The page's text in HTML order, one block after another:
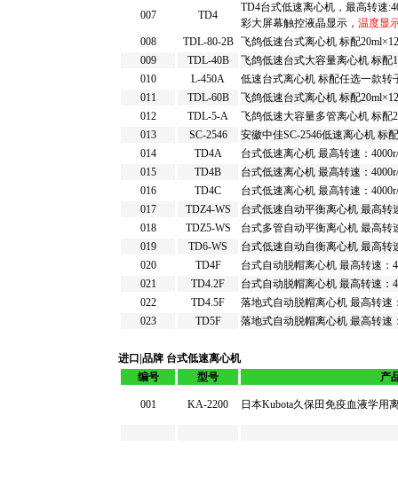
007 TD4
TD4台式低速离心机，最高转速
彩大屏幕触控液晶显示， 温度显
008
TDL-80-2B
飞鸽低速台式离心机 标配
009
TDL-40B
飞鸽低速台式大容量离心机 标配
010
L-450A
低速台式离心机 标配任选一款转
011
TDL-60B
飞鸽低速台式离心机 标配
012
TDL-5-A
飞鸽低速大容量多管离心机 标配
013
SC-2546
安徽中佳SC-2546低速离心机 标
014
TD4A
台式低速离心机 最高转速：
015
TD4B
台式低速离心机 最高转速：
016
TD4C
台式低速离心机 最高转速：
017
TDZ4-WS
台式低速自动平衡离心机 最高转
018
TDZ5-WS
台式多管自动平衡离心机 最高转
019
TD6-WS
台式低速自动自衡离心机 最高转
020
TD4F
台式自动脱帽离心机 最高转速：
021
TD4.2F
台式自动脱帽离心机 最高转速：
022
TD4.5F
落地式自动脱帽离心机 最高转速
023
TD5F 落地式自动脱帽离心机 最高转速
进口|品牌 台式低速离心机
编号
型号 产
001 KA-2200 日本Kubota久保田免疫血液学用